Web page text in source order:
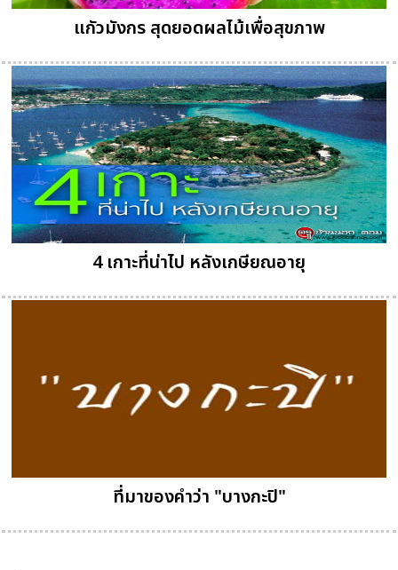
แกัวมังกร สุดยอดผลไม้เพื่อสุขภาพ
4 เกาะที่น่าไป หลังเกษียณอายุ
ที่มาของคำว่า "บางกะปิ"